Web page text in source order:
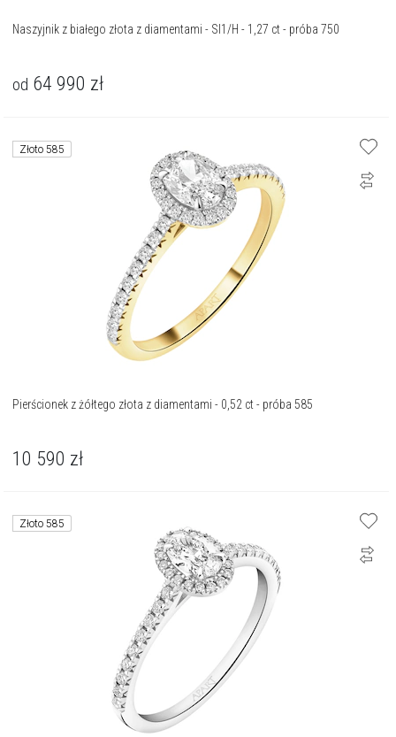
Naszyjnik z białego złota z diamentami - SI1/H - 1,27 ct - próba 750
od 64 990 zł
Złoto 585
Pierścionek z żółtego złota z diamentami - 0,52 ct - próba 585
10 590 zł
Złoto 585